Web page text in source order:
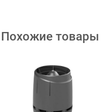
Похожие товары